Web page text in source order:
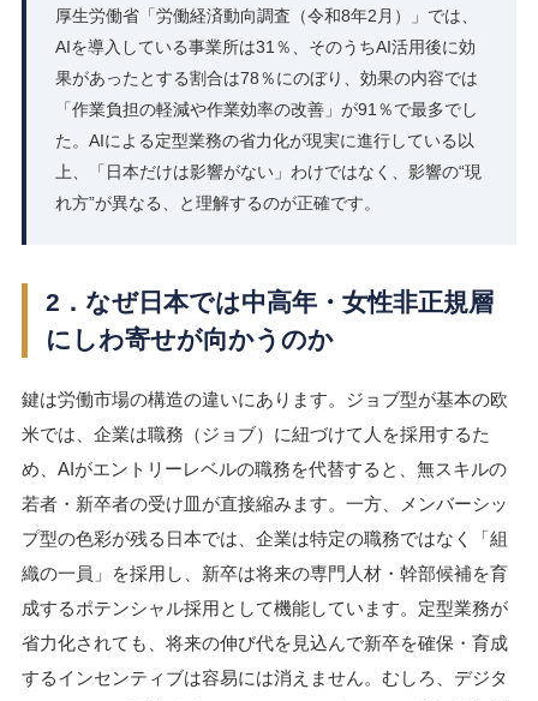
厚生労働省「労働経済動向調査（令和8年2月）」では、
AIを導入している事業所は31％、そのうちAI活用後に効
果があったとする割合は78％にのぼり、効果の内容では
「作業負担の軽減や作業効率の改善」が91％で最多でし
た。AIによる定型業務の省力化が現実に進行している以
上、「日本だけは影響がない」わけではなく、影響の“現
れ方”が異なる、と理解するのが正確です。
2．なぜ日本では中高年・女性非正規層
にしわ寄せが向かうのか
鍵は労働市場の構造の違いにあります。ジョブ型が基本の欧
米では、企業は職務（ジョブ）に紐づけて人を採用するた
め、AIがエントリーレベルの職務を代替すると、無スキルの
若者・新卒者の受け皿が直接縮みます。一方、メンバーシッ
プ型の色彩が残る日本では、企業は特定の職務ではなく「組
織の一員」を採用し、新卒は将来の専門人材・幹部候補を育
成するポテンシャル採用として機能しています。定型業務が
省力化されても、将来の伸び代を見込んで新卒を確保・育成
するインセンティブは容易には消えません。むしろ、デジタ